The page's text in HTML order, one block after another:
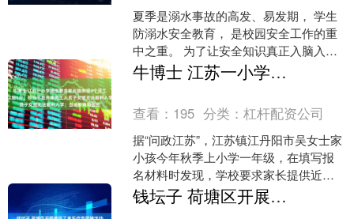
夏季是溺水事故的高发、易发期， 学生
防溺水安全教育， 是校园安全工作的重
中之重。 为了让安全知识真正入脑入
心， 切实提升学生自救互救能力， 6月
10日， 兴山县....
牛博士 江苏一小学招生要求家长提供近3个月工资流水，校方称可以加5分，积分不足外来务工人员子女或无法顺利入学；当地教育局回应
查看： 195 分类：杠杆配资公司
据“问政江苏”，江苏镇江丹阳市吴女士家
小孩今年秋季上小学一年级，在填写报
名材料时发现，学校要求家长提供近三
个月工资流水。 据了解，按照丹阳市中
小学招生政策，城区....
钱坛子 荷塘区开展教职工音乐疗愈团辅活动